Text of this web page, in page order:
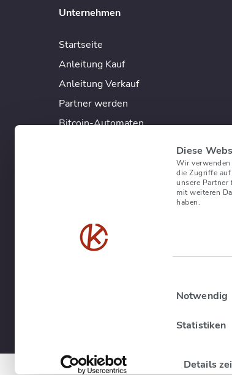
Diese
Wir
die Zugriffe
unsere
mit weiteren
haben.
Notwendig
Statistiken
Details
Unternehmen
Startseite
Anleitung Kauf
Anleitung Verkauf
Partner werden
Bitcoin-Automaten
© 2026 Kurant GmbH. Alle Rechte vorbehalten.